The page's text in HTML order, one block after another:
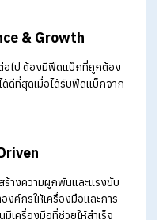
ขันธวิธิ, CEO of QGEN
กลางเศรษฐกิจที่ชะลอตัว
ลากหลาย HR จะไม่สามารถอยู่